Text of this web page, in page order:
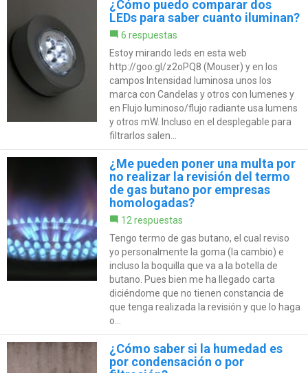
¿Cómo puedo comparar dos
LEDs para saber cuanto iluminan?
6 respuestas
Estoy mirando leds en esta web
http://goo.gl/z2oPQ8 (Mouser) y en los
campos Intensidad luminosa unos los
marca con Candelas y otros con lumenes y
en Flujo luminoso/flujo radiante usa lumens
y otros mW. Incluso en el desplegable para
filtrarlos salen...
¿Me pueden poner una multa por
no realizar la revisión del termo
de gas butano por empresas
homologadas?
12 respuestas
Tengo termo de gas butano, el cual reviso
yo personalmente la goma (la cambio) e
incluso la boquilla que va a la botella de
butano. Pues bien me ha llegado carta
diciéndome que no tienen constancia de
que tenga realizada la revisión y que lo haga
o...
¿Cómo saber si la humedad es
por condensación o por